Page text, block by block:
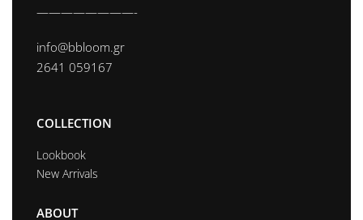
————————-
info@bbloom.gr
2641 059167
COLLECTION
Lookbook
New Arrivals
ABOUT